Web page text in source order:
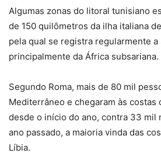
Algumas zonas do litoral tunisiano
de 150 quilômetros da ilha italiana
pela qual se registra regularmente
principalmente da África subsariana.
Segundo Roma, mais de 80 mil
Mediterrâneo e chegaram às costas
desde o início do ano, contra 33 mil
ano passado, a maioria vinda das
Líbia.